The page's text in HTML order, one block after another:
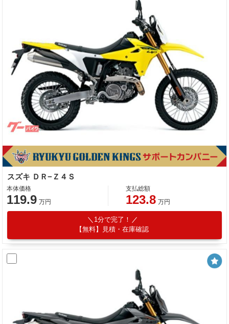
スズキ ＤＲ−Ｚ４Ｓ
本体価格
119.9 万円
支払総額
123.8 万円
1分で完了！
【無料】見積・在庫確認